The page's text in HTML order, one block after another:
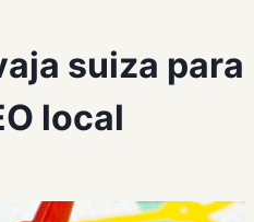
suiza para
local